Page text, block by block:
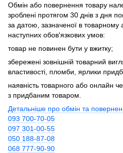
Обмін або повернення товару
зроблені протягом 30 днів з дня
за датою, зазначеної в товарному
наступних обов'язкових умов:
товар не повинен бути у вжитку;
збережені зовнішній товарний
властивості, пломби, ярлики
наявність товарного або онлайн
з придбаним товаром.
Детальніше про обмін та
093 700-70-05
097 301-00-55
050 188-87-08
068 777-90-90